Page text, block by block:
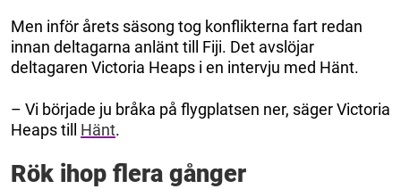
Men inför årets säsong tog konflikterna fart redan
innan deltagarna anlänt till Fiji. Det avslöjar
deltagaren Victoria Heaps i en intervju med Hänt.
– Vi började ju bråka på flygplatsen ner, säger Victoria
Heaps till Hänt.
Rök ihop flera gånger